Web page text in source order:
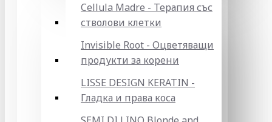
Cellula Madre - Терапия със
стволови клетки
Invisible Root - Оцветяващи
продукти за корени
LISSE DESIGN KERATIN -
Гладка и права коса